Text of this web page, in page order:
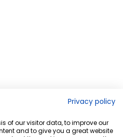
Privacy policy
of our visitor data, to improve our
and to give you a great website